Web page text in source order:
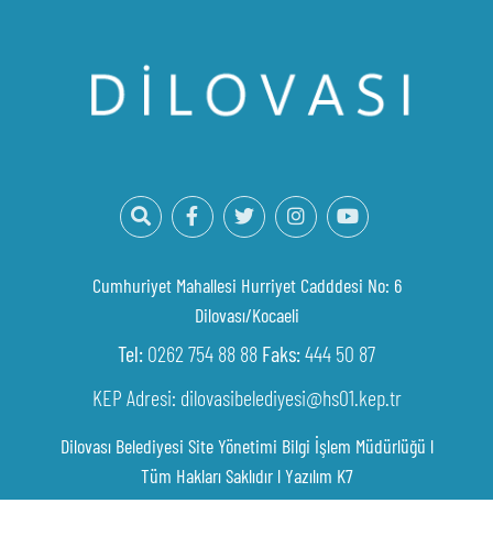
Cumhuriyet Mahallesi Hurriyet Cadddesi No: 6
Dilovası/Kocaeli
Tel: 0262 754 88 88 Faks:444 50 87
KEP Adresi: dilovasibelediyesi@hs01.kep.tr
Dilovası Belediyesi Site Yönetimi Bilgi İşlem Müdürlüğü l
Tüm Hakları Saklıdır lYazılım K7